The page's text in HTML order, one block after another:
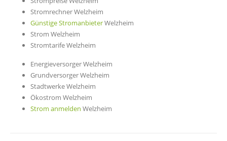
Stromrechner Welzheim
Günstige StromanbieterWelzheim
Strom Welzheim
Stromtarife Welzheim
Energieversorger Welzheim
Grundversorger Welzheim
Stadtwerke Welzheim
Ökostrom Welzheim
Strom anmelden Welzheim